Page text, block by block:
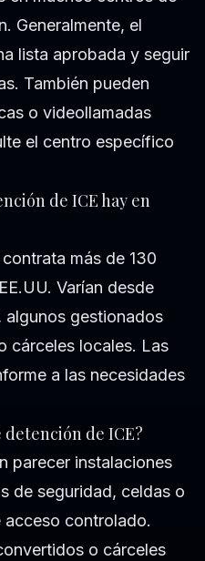
Generalmente, el
lista aprobada y seguir
También pueden
o videollamadas
el centro específico
de ICE hay en
más de 130
Varían desde
algunos gestionados
cárceles locales. Las
a las necesidades
detención de ICE?
parecer instalaciones
de seguridad, celdas o
controlado.
o cárceles